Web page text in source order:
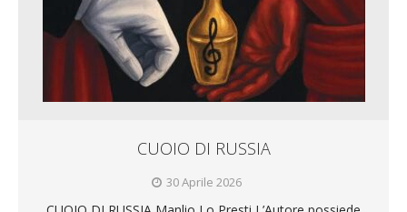
CUOIO DI RUSSIA
30 Aprile 2026